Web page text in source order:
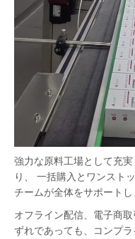
強力な原料工場として充
り、 一括購入とワンスト
チームが全体をサポートし
オフライン配信、電子商
ずれであっても、コンプ